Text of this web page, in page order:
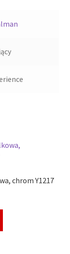
chrom Y1217